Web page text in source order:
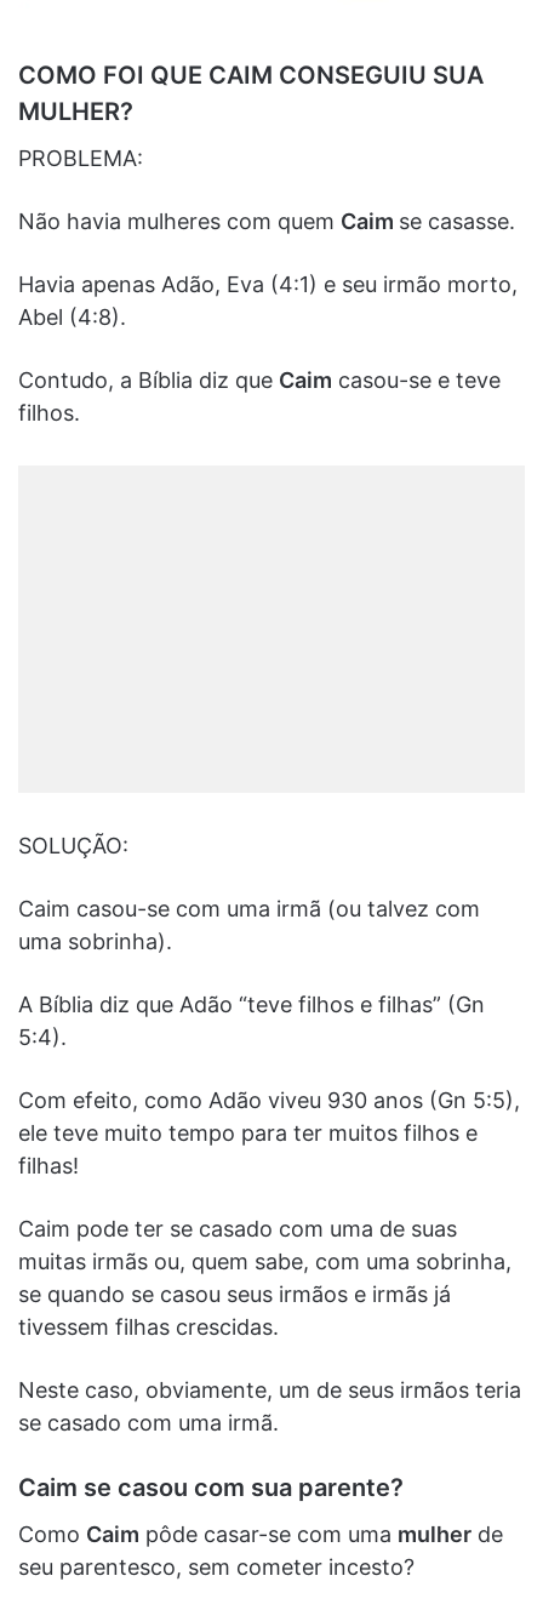
COMO FOI QUE CAIM CONSEGUIU SUA
MULHER?
PROBLEMA:
Não havia mulheres com quem Caim se casasse.
Havia apenas Adão, Eva (4:1) e seu irmão morto,
Abel (4:8).
Contudo, a Bíblia diz que Caim casou-se e teve
filhos.
SOLUÇÃO:
Caim casou-se com uma irmã (ou talvez com
uma sobrinha).
A Bíblia diz que Adão “teve filhos e filhas” (Gn
5:4).
Com efeito, como Adão viveu 930 anos (Gn 5:5),
ele teve muito tempo para ter muitos filhos e
filhas!
Caim pode ter se casado com uma de suas
muitas irmãs ou, quem sabe, com uma sobrinha,
se quando se casou seus irmãos e irmãs já
tivessem filhas crescidas.
Neste caso, obviamente, um de seus irmãos teria
se casado com uma irmã.
Caim se casou com sua parente?
Como Caim pôde casar-se com uma mulher de
seu parentesco, sem cometer incesto?